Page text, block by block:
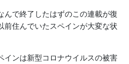
んで終了したはずのこの連載が復
前住んでいたスペインが大変な状
インは新型コロナウイルスの被害